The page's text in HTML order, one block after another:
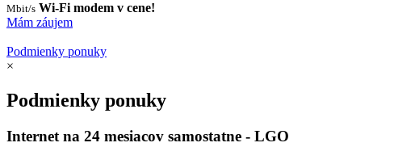
Mbit/s Wi-Fi modem v cene!
Mám záujem
Podmienky ponuky
×
Podmienky ponuky
Internet na 24 mesiacov samostatne - LGO